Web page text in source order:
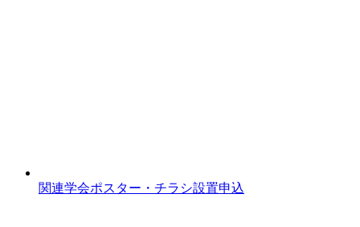
関連学会ポスター・チラシ設置申込